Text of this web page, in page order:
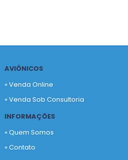
AVIÔNICOS
» Venda Online
» Venda Sob Consultoria
INFORMAÇÕES
» Quem Somos
» Contato